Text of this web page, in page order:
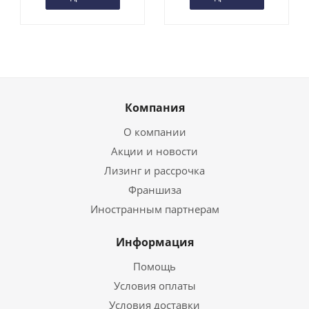
Компания
О компании
Акции и новости
Лизинг и рассрочка
Франшиза
Иностранным партнерам
Информация
Помощь
Условия оплаты
Условия доставки